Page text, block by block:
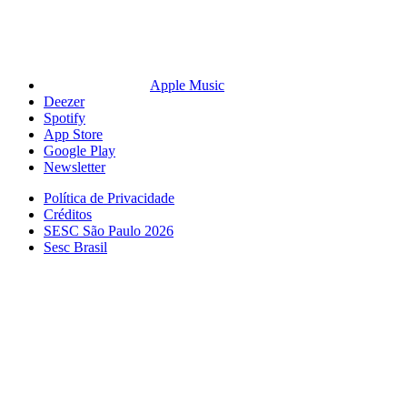
Apple Music
Deezer
Spotify
App Store
Google Play
Newsletter
Política de Privacidade
Créditos
SESC São Paulo 2026
Sesc Brasil